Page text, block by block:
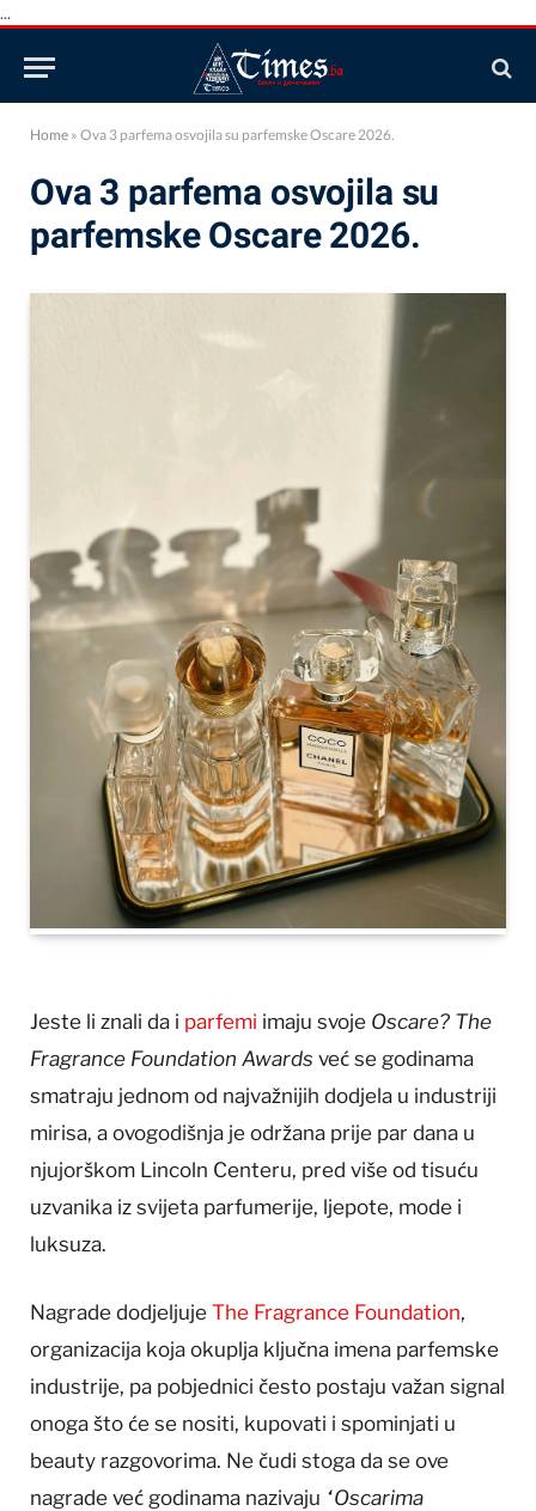
...
Home » Ova 3 parfema osvojila su parfemske Oscare 2026.
Ova 3 parfema osvojila su
parfemske Oscare 2026.
Jeste li znali da i parfemi imaju svoje Oscare? The
Fragrance Foundation Awards već se godinama
smatraju jednom od najvažnijih dodjela u industriji
mirisa, a ovogodišnja je održana prije par dana u
njujorškom Lincoln Centeru, pred više od tisuću
uzvanika iz svijeta parfumerije, ljepote, mode i
luksuza.
Nagrade dodjeljuje The Fragrance Foundation,
organizacija koja okuplja ključna imena parfemske
industrije, pa pobjednici često postaju važan signal
onoga što će se nositi, kupovati i spominjati u
beauty razgovorima. Ne čudi stoga da se ove
nagrade već godinama nazivaju “Oscarima